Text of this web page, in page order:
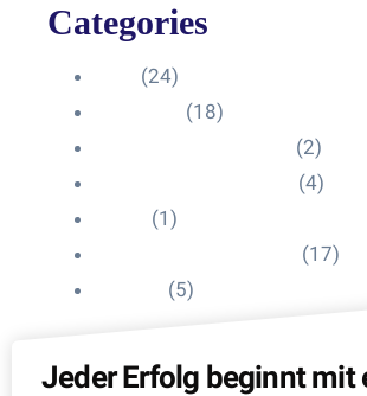
Categories
(24)
(18)
(2)
(4)
(1)
(17)
(5)
Jeder Erfolg beginnt mit